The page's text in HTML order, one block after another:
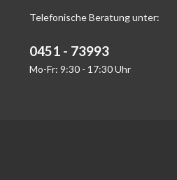
Telefonische Beratung unter:
0451 - 73993
Mo-Fr: 9:30 - 17:30 Uhr